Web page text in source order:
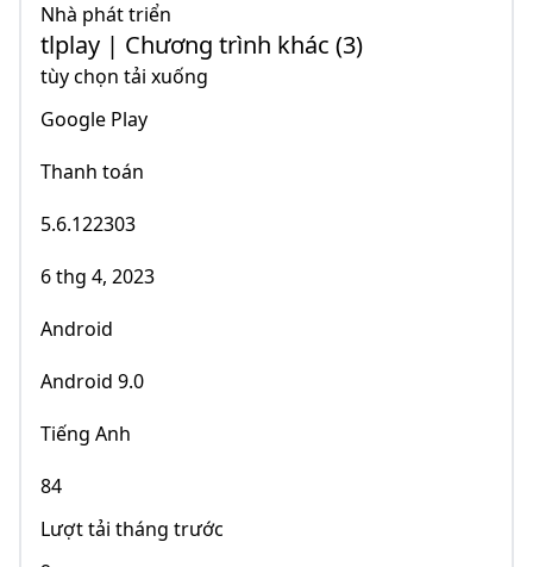
Nhà phát triển
tlplay | Chương trình khác (3)
tùy chọn tải xuống
Google Play
Thanh toán
5.6.122303
6 thg 4, 2023
Android
Android 9.0
Tiếng Anh
84
Lượt tải tháng trước